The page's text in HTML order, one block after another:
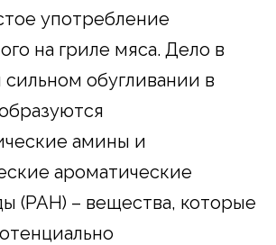
употребление
на гриле мяса. Дело в
обугливании в
амины и
ароматические
(PAH) – вещества, которые